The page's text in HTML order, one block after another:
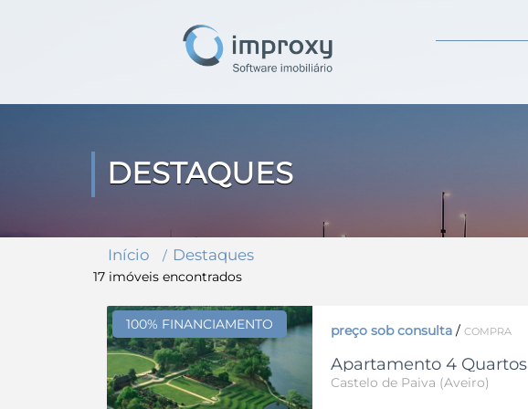
DESTAQUES
Início Destaques
17 imóveis encontrados
100% FINANCIAMENTO preço sob consulta / COMPRA
Apartamento 4 Quartos
Castelo de Paiva (Aveiro)